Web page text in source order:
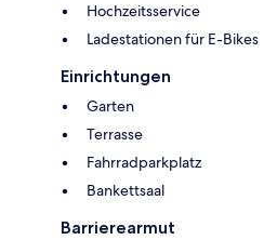
Hochzeitsservice
Ladestationen für E-Bikes
Einrichtungen
Garten
Terrasse
Fahrradparkplatz
Bankettsaal
Barrierearmut